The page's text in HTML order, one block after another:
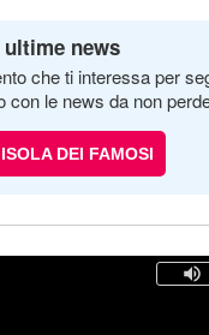
news
che ti interessa per
con le news da non
ISOLA DEI FAMOSI